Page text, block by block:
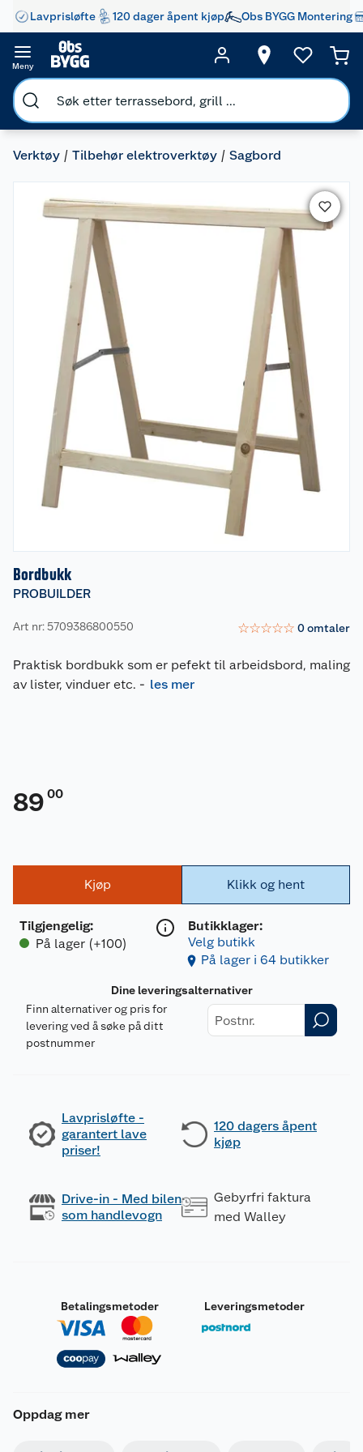
Lavprisløfte 120 dager åpent kjøp Obs BYGG Montering
Meny
Verktøy Tilbehør elektroverktøy Sagbord
Bordbukk
PROBUILDER
Art nr: 5709386800550 ☆☆☆☆☆ 0omtaler
Praktisk bordbukk som er pefekt til arbeidsbord, maling
av lister, vinduer etc. - les mer
89 00
Kjøp
Tilgjengelig:
På lager (+100)
Klikk og hent
Butikklager:
Velg butikk
På lager i 64 butikker
Dine leveringsalternativer
Finn alternativer og pris for
levering ved å søke på ditt
postnummer
Lavprisløfte -
garantert lave
priser!
120 dagers åpent
kjøp
Drive-in - Med bilen
som handlevogn
Gebyrfri faktura
med Walley
Betalingsmetoder Leveringsmetoder
Oppdag mer